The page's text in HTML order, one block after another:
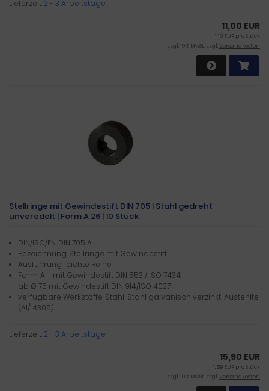
Lieferzeit:2 - 3 Arbeitstage
11,00 EUR
1,10 EUR pro Stück
zzgl. 19 % MwSt. zzgl.Versandkosten
Stellringe mit Gewindestift DIN 705 | Stahl gedreht
unveredelt | Form A 26 | 10 Stück
DIN/ISO/EN: DIN 705 A
Bezeichnung: Stellringe mit Gewindestift
Ausführung: leichte Reihe
Form: A = mit Gewindestift DIN 553 / ISO 7434
ab Ø 75 mit Gewindestift DIN 914/ISO 4027
verfügbare Werkstoffe: Stahl, Stahl galvanisch verzinkt, Austenite
(A1/1.4305)
Lieferzeit:2 - 3 Arbeitstage
15,90 EUR
1,59 EUR pro Stück
zzgl. 19 % MwSt. zzgl.Versandkosten